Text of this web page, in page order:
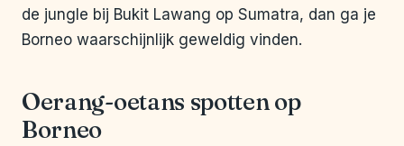
de jungle bij Bukit Lawang op Sumatra, dan ga je
Borneo waarschijnlijk geweldig vinden.
Oerang-oetans spotten op
Borneo